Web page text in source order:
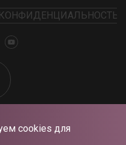
cookies для
КОНФИДЕНЦИАЛЬНОСТЬ